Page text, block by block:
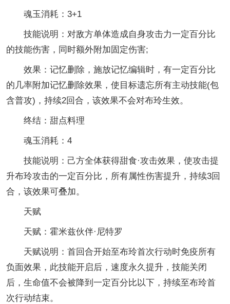
魂玉消耗：3+1
技能说明：对敌方单体造成自身攻击力一定百分比
的技能伤害，同时额外附加固定伤害;
效果：记忆删除，施放记忆编辑时，有一定百分比
的几率附加记忆删除效果，使目标遗忘所有主动技能(包
含普攻)，持续2回合，该效果不会对布玲生效。
终结：甜点料理
魂玉消耗：4
技能说明：己方全体获得甜食·攻击效果，使攻击提
升布玲攻击的一定百分比，所有属性伤害提升，持续3回
合，该效果可叠加。
天赋
天赋：霍米兹伙伴·尼特罗
天赋说明：首回合开始至布玲首次行动时免疫所有
负面效果，此技能开启后，速度永久提升，技能关闭
后，生命值不会被降到一定百分比以下，持续至布玲首
次行动结束。